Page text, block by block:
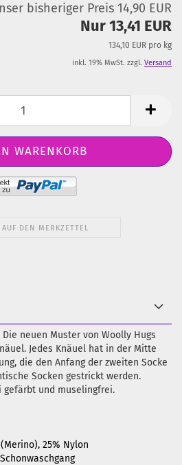
bisheriger Preis 14,90 EUR
Nur 13,41 EUR
134,10 EUR pro kg
inkl. 19% MwSt. zzgl. Versand
AUF DEN MERKZETTEL
neuen Muster von Woolly Hugs
Jedes Knäuel hat in der Mitte
die den Anfang der zweiten Socke
Socken gestrickt werden.
und muselingfrei.
25% Nylon